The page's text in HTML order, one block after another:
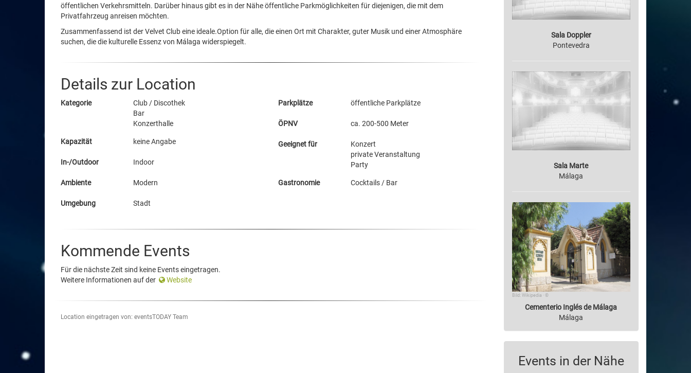
öffentlichen Verkehrsmitteln. Darüber hinaus gibt es in der Nähe öffentliche Parkmöglichkeiten für diejenigen, die mit dem
Privatfahrzeug anreisen möchten.
Zusammenfassend ist der Velvet Club eine ideale.Option für alle, die einen Ort mit Charakter, guter Musik und einer Atmosphäre
suchen, die die kulturelle Essenz von Málaga widerspiegelt.
Details zur Location
Kategorie
Club / Discothek
Bar
Konzerthalle
Kapazität keine Angabe
In-/Outdoor Indoor
Ambiente Modern
Umgebung Stadt
Parkplätze öffentliche Parkplätze
ÖPNV ca. 200-500 Meter
Geeignet für
Konzert
private Veranstaltung
Party
Gastronomie Cocktails / Bar
Kommende Events
Für die nächste Zeit sind keine Events eingetragen.
Weitere Informationen auf der
Website
Location eingetragen von: eventsTODAY Team
Sala Doppler
Pontevedra
Sala Marte
Málaga
Bild: Wikipedia · ©
Cementerio Inglés de Málaga
Málaga
Events in der Nähe